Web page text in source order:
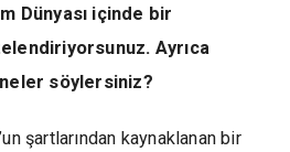
Dünyası içinde bir
Ayrıca
söylersiniz?
şartlarından kaynaklanan bir